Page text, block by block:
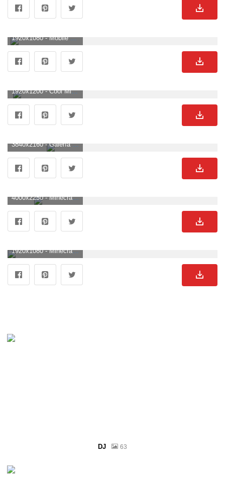
1920x1080 - Mobile Minecraft Wallpapers Desktop Wallpapers 4k High Definition. Fondo de pantalla HD 1080p de Minecraft.
1920x1200 - Cool Minecraft Wallpaper - Cool Wallpapers Of Minecraft (# 61491. Wallpaper de Minecraft.
3840x2160 - Galería de fondos de pantalla de Minecraft. Fondo para computadora 4K Ultra HD de Minecraft.
4000x2250 - Minecraft Wallpaper en newwallpaperdownload.com. Imágen de Minecraft.
1920x1080 - Minecraft Wallpapers Hd, Full HD 1080p, las mejores fotos HD Minecraft HD. Fondo de pantalla HD 1080p de Minecraft.
DJ 63